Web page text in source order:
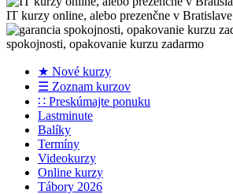
IT kurzy online, alebo prezenčne v Bratislave
spokojnosti, opakovanie kurzu zadarmo
★ Nové kurzy
☰ Zoznam kurzov
∷ Preskúmajte ponuku
Lastminute
Balíky
Termíny
Videokurzy
Online kurzy
Tábory 2026